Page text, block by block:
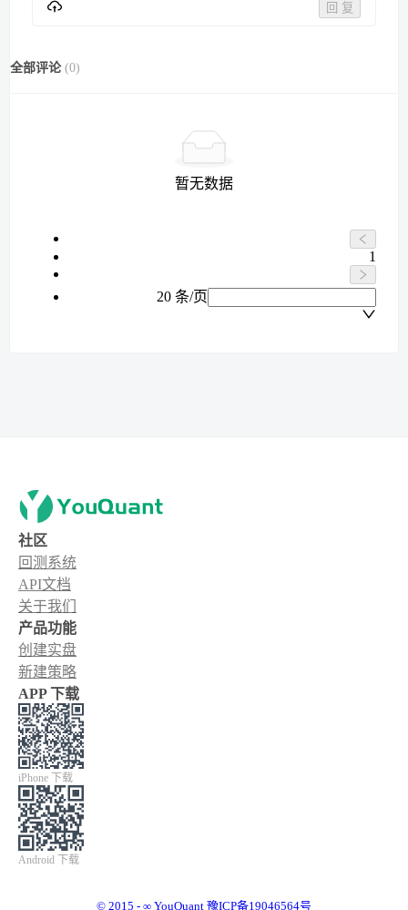
回 复
全部评论 (0)
暂无数据
1
20 条/页
社区
回测系统
API文档
关于我们
产品功能
创建实盘
新建策略
APP 下载
iPhone 下载
Android 下载
© 2015 - ∞ YouQuant 豫ICP备19046564号